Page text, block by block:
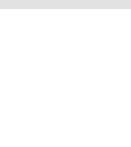
Vaste collectie